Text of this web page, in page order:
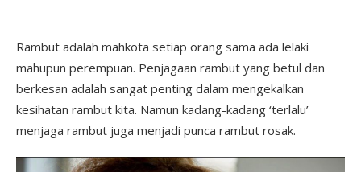
Rambut adalah mahkota setiap orang sama ada lelaki
mahupun perempuan. Penjagaan rambut yang betul dan
berkesan adalah sangat penting dalam mengekalkan
kesihatan rambut kita. Namun kadang-kadang ‘terlalu’
menjaga rambut juga menjadi punca rambut rosak.